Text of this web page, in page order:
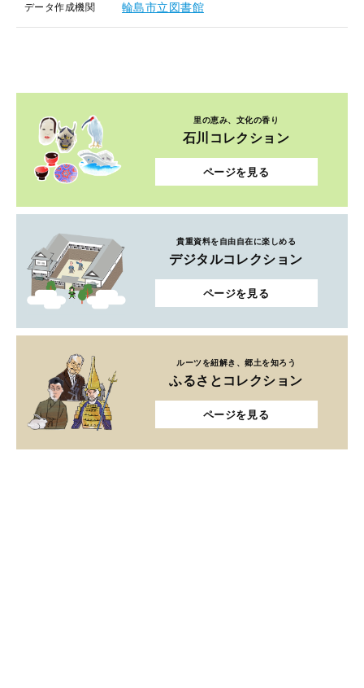
データ作成機関 輪島市立図書館
里の恵み、文化の香り
石川コレクション
ページを見る
貴重資料を自由自在に楽しめる
デジタルコレクション
ページを見る
ルーツを紐解き、郷土を知ろう
ふるさとコレクション
ページを見る